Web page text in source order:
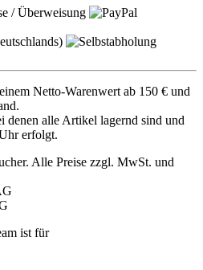
Netto-Warenwert ab 150 € und
alle Artikel lagernd sind und
erfolgt.
Alle Preise zzgl. MwSt. und
ist für